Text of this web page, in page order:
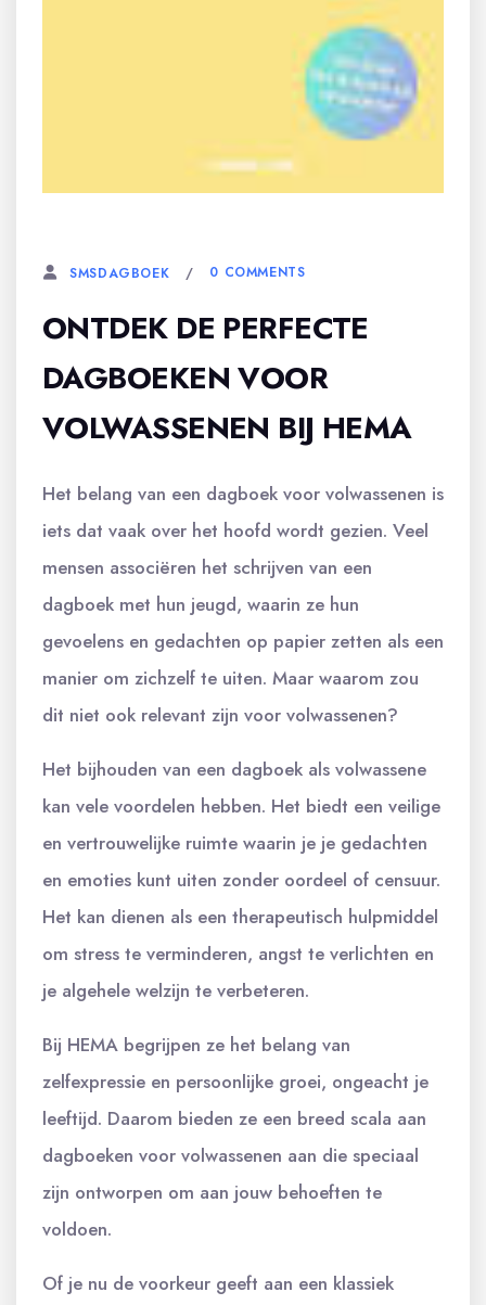
SMSDAGBOEK 0 COMMENTS
ONTDEK DE PERFECTE
DAGBOEKEN VOOR
VOLWASSENEN BIJ HEMA
Het belang van een dagboek voor volwassenen is
iets dat vaak over het hoofd wordt gezien. Veel
mensen associëren het schrijven van een
dagboek met hun jeugd, waarin ze hun
gevoelens en gedachten op papier zetten als een
manier om zichzelf te uiten. Maar waarom zou
dit niet ook relevant zijn voor volwassenen?
Het bijhouden van een dagboek als volwassene
kan vele voordelen hebben. Het biedt een veilige
en vertrouwelijke ruimte waarin je je gedachten
en emoties kunt uiten zonder oordeel of censuur.
Het kan dienen als een therapeutisch hulpmiddel
om stress te verminderen, angst te verlichten en
je algehele welzijn te verbeteren.
Bij HEMA begrijpen ze het belang van
zelfexpressie en persoonlijke groei, ongeacht je
leeftijd. Daarom bieden ze een breed scala aan
dagboeken voor volwassenen aan die speciaal
zijn ontworpen om aan jouw behoeften te
voldoen.
Of je nu de voorkeur geeft aan een klassiek